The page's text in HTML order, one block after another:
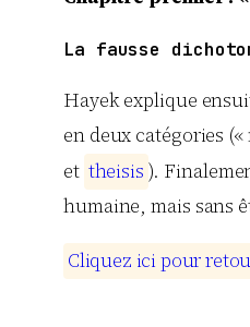
La fausse
Hayekexplique
en deux catégories
et theisis ).
humaine, mais sans
Cliquez icipourreto